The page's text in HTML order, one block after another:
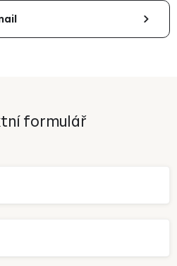
formulář